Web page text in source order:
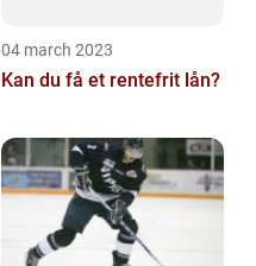
04 march 2023
Kan du få et rentefrit lån?